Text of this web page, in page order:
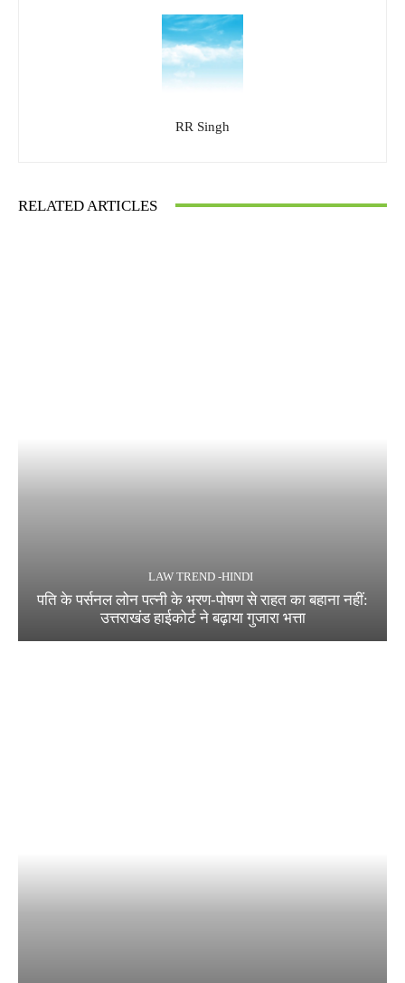
RR Singh
RELATED ARTICLES
LAW TREND -HINDI
पति के पर्सनल लोन पत्नी के भरण-पोषण से राहत का बहाना नहीं:
उत्तराखंड हाईकोर्ट ने बढ़ाया गुजारा भत्ता